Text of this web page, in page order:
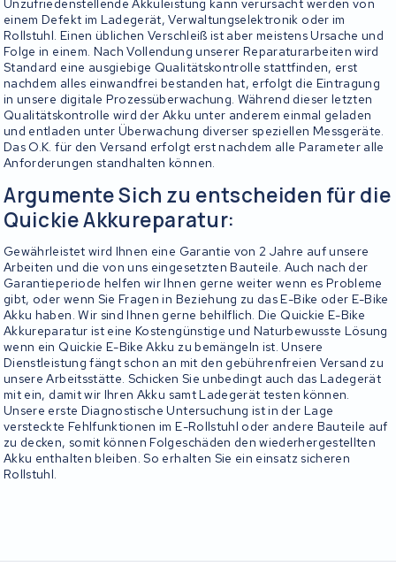
Unzufriedenstellende Akkuleistung kann verursacht werden von
einem Defekt im Ladegerät, Verwaltungselektronik oder im
Rollstuhl. Einen üblichen Verschleiß ist aber meistens Ursache und
Folge in einem. Nach Vollendung unserer Reparaturarbeiten wird
Standard eine ausgiebige Qualitätskontrolle stattfinden, erst
nachdem alles einwandfrei bestanden hat, erfolgt die Eintragung
in unsere digitale Prozessüberwachung. Während dieser letzten
Qualitätskontrolle wird der Akku unter anderem einmal geladen
und entladen unter Überwachung diverser speziellen Messgeräte.
Das O.K. für den Versand erfolgt erst nachdem alle Parameter alle
Anforderungen standhalten können.
Argumente Sich zu entscheiden für die
Quickie Akkureparatur:
Gewährleistet wird Ihnen eine Garantie von 2 Jahre auf unsere
Arbeiten und die von uns eingesetzten Bauteile. Auch nach der
Garantieperiode helfen wir Ihnen gerne weiter wenn es Probleme
gibt, oder wenn Sie Fragen in Beziehung zu das E-Bike oder E-Bike
Akku haben. Wir sind Ihnen gerne behilflich. Die Quickie E-Bike
Akkureparatur ist eine Kostengünstige und Naturbewusste Lösung
wenn ein Quickie E-Bike Akku zu bemängeln ist. Unsere
Dienstleistung fängt schon an mit den gebührenfreien Versand zu
unsere Arbeitsstätte. Schicken Sie unbedingt auch das Ladegerät
mit ein, damit wir Ihren Akku samt Ladegerät testen können.
Unsere erste Diagnostische Untersuchung ist in der Lage
versteckte Fehlfunktionen im E-Rollstuhl oder andere Bauteile auf
zu decken, somit können Folgeschäden den wiederhergestellten
Akku enthalten bleiben. So erhalten Sie ein einsatz sicheren
Rollstuhl.